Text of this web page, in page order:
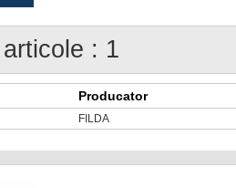
: 1
Producator
FILDA